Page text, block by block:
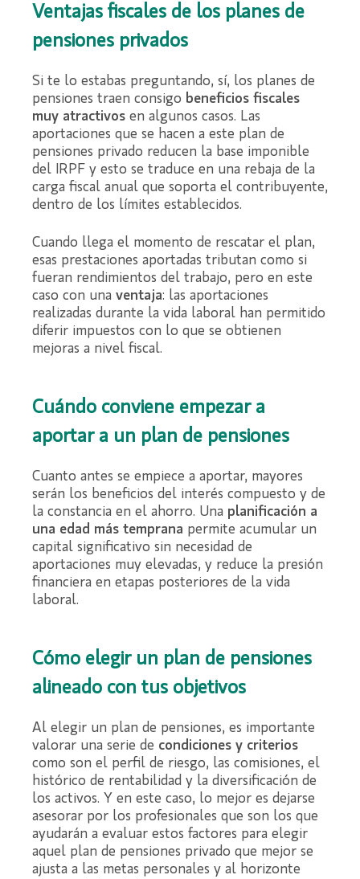
Ventajas fiscales de los planes de
pensiones privados
Si te lo estabas preguntando, sí, los planes de
pensiones traen consigo beneficios fiscales
muy atractivos en algunos casos. Las
aportaciones que se hacen a este plan de
pensiones privado reducen la base imponible
del IRPF y esto se traduce en una rebaja de la
carga fiscal anual que soporta el contribuyente,
dentro de los límites establecidos.
Cuando llega el momento de rescatar el plan,
esas prestaciones aportadas tributan como si
fueran rendimientos del trabajo, pero en este
caso con una ventaja: las aportaciones
realizadas durante la vida laboral han permitido
diferir impuestos con lo que se obtienen
mejoras a nivel fiscal.
Cuándo conviene empezar a
aportar a un plan de pensiones
Cuanto antes se empiece a aportar, mayores
serán los beneficios del interés compuesto y de
la constancia en el ahorro. Una planificación a
una edad más temprana permite acumular un
capital significativo sin necesidad de
aportaciones muy elevadas, y reduce la presión
financiera en etapas posteriores de la vida
laboral.
Cómo elegir un plan de pensiones
alineado con tus objetivos
Al elegir un plan de pensiones, es importante
valorar una serie de condiciones y criterios
como son el perfil de riesgo, las comisiones, el
histórico de rentabilidad y la diversificación de
los activos. Y en este caso, lo mejor es dejarse
asesorar por los profesionales que son los que
ayudarán a evaluar estos factores para elegir
aquel plan de pensiones privado que mejor se
ajusta a las metas personales y al horizonte